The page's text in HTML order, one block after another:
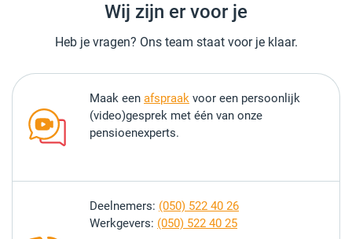
Wij zijn er voor je
Heb je vragen? Ons team staat voor je klaar.
Maak een afspraak voor een persoonlijk
(video)gesprek met één van onze
pensioenexperts.
Deelnemers: (050) 522 40 26
Werkgevers: (050) 522 40 25